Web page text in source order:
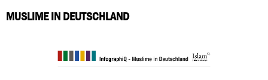
MUSLIME IN DEUTSCHLAND